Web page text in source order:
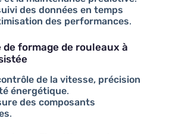
des données en temps
des performances.
de formage de rouleaux à
de la vitesse, précision
énergétique.
des composants
.